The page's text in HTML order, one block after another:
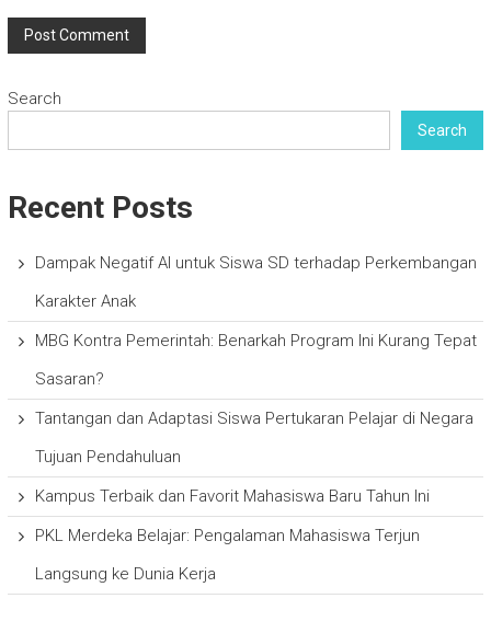
Search
Search
Recent Posts
Dampak Negatif AI untuk Siswa SD terhadap Perkembangan
Karakter Anak
MBG Kontra Pemerintah: Benarkah Program Ini Kurang Tepat
Sasaran?
Tantangan dan Adaptasi Siswa Pertukaran Pelajar di Negara
Tujuan Pendahuluan
Kampus Terbaik dan Favorit Mahasiswa Baru Tahun Ini
PKL Merdeka Belajar: Pengalaman Mahasiswa Terjun
Langsung ke Dunia Kerja